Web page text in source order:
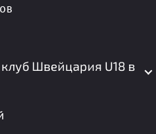
Швейцария U18 в